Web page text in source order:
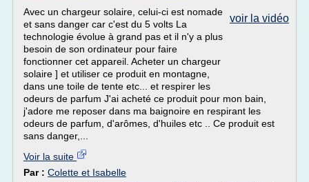
voir la vidéo
Avec un chargeur solaire, celui-ci est nomade
et sans danger car c'est du 5 volts La
technologie évolue à grand pas et il n'y a plus
besoin de son ordinateur pour faire
fonctionner cet appareil. Acheter un chargeur
solaire ] et utiliser ce produit en montagne,
dans une toile de tente etc... et respirer les
odeurs de parfum J'ai acheté ce produit pour mon bain,
j'adore me reposer dans ma baignoire en respirant les
odeurs de parfum, d'arômes, d'huiles etc .. Ce produit est
sans danger,...
Voir la suite
Par : Colette et Isabelle